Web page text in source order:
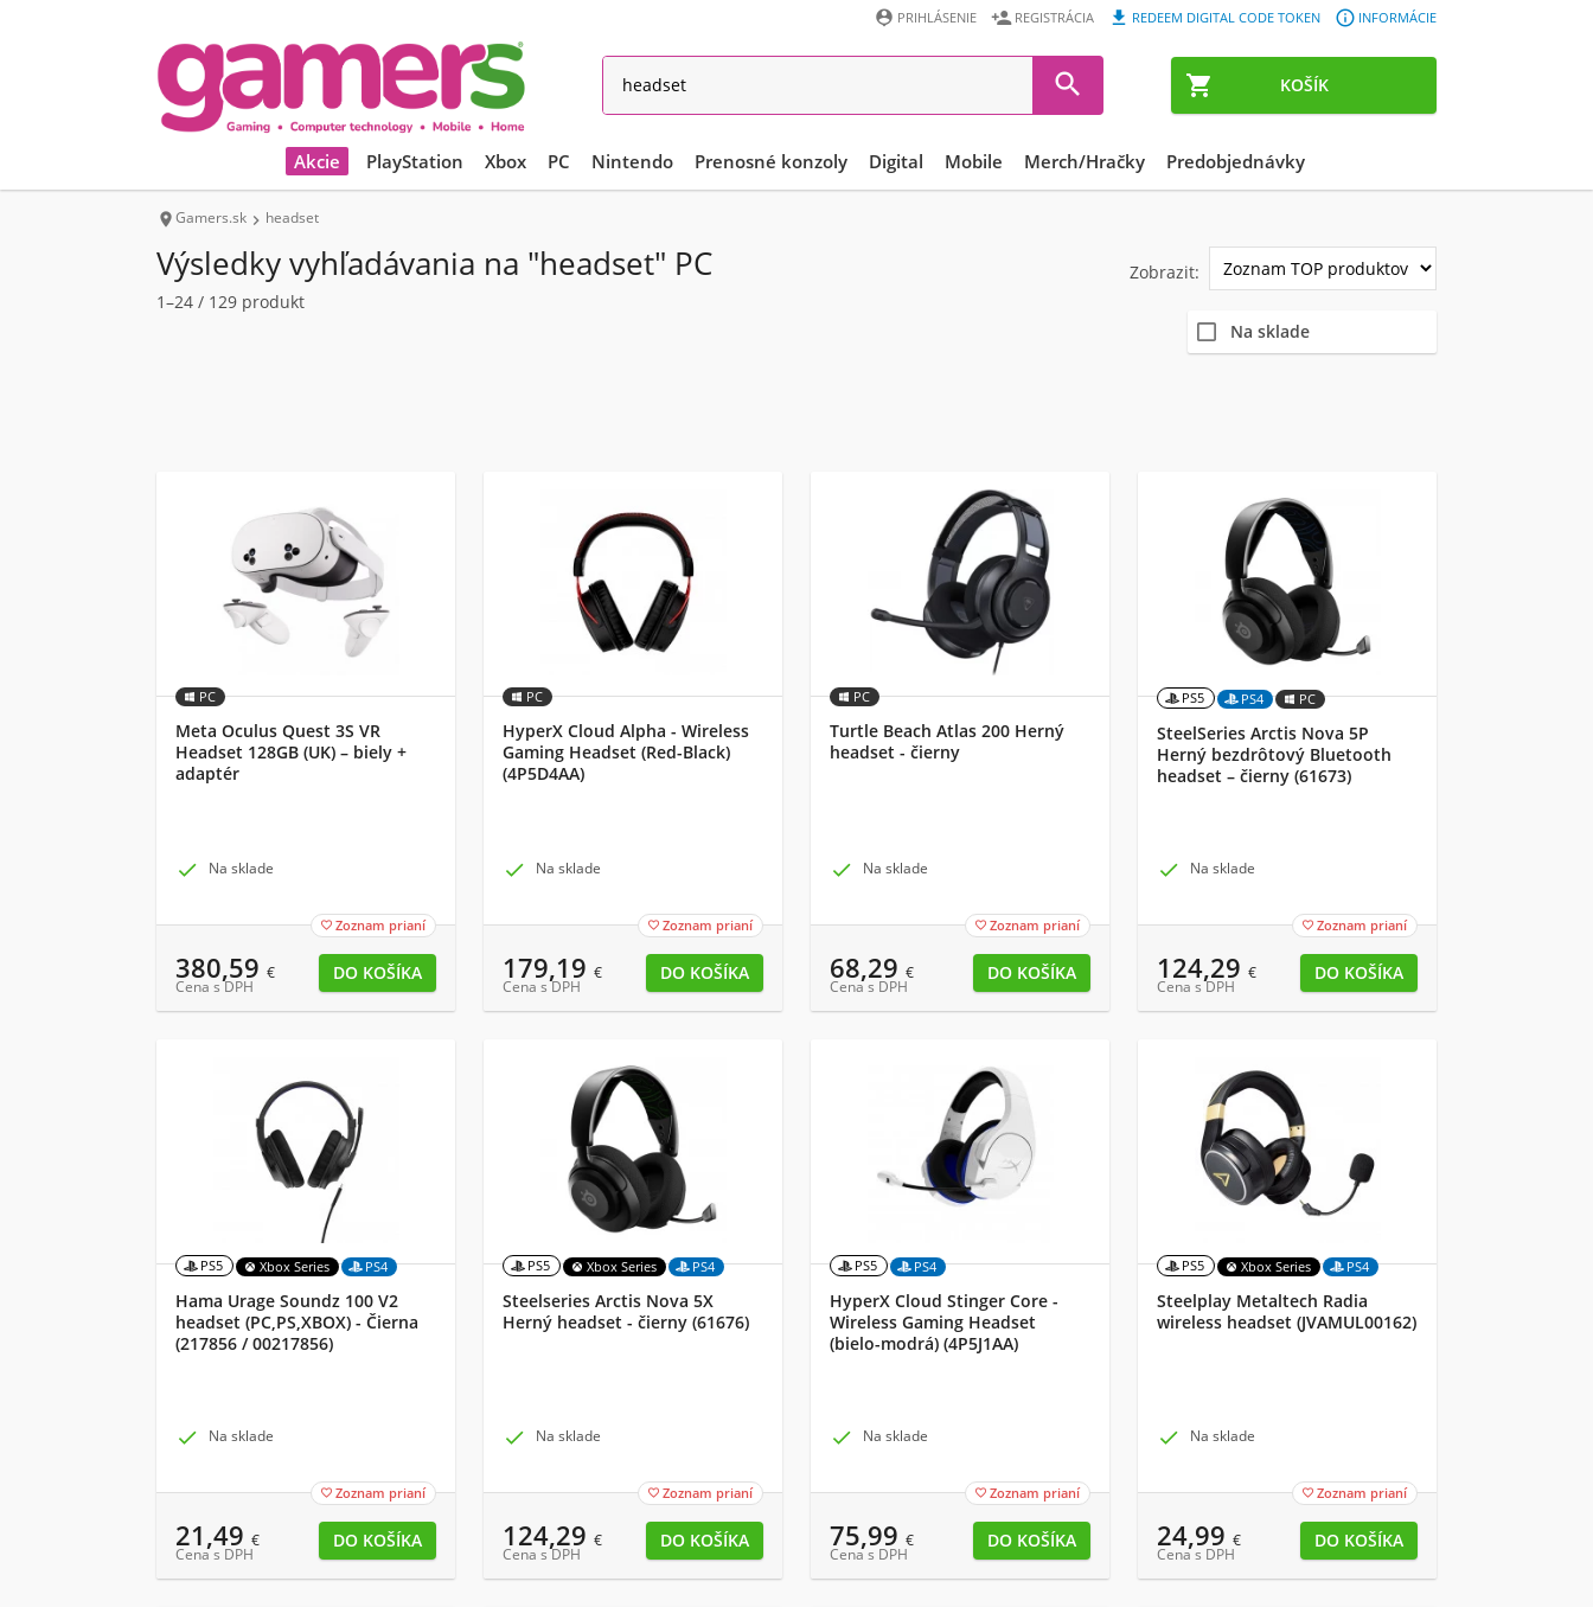
 KOŠÍK
 INFORMÁCIE
 REDEEM DIGITAL CODE TOKEN
 REGISTRÁCIA
 PRIHLÁSENIE

Akcie PlayStation Xbox PC Nintendo Prenosné konzoly Digital Mobile Merch/Hračky Predobjednávky
Gamers.sk  headset
Výsledky vyhľadávania na "headset" PC
1–24 / 129 produkt
Zobrazit:
Na sklade
PC
Meta Oculus Quest 3S VR
Headset 128GB (UK) – biely +
adaptér
 Na sklade
 Zoznam prianí
380,59 €
Cena s DPH
PC
HyperX Cloud Alpha - Wireless
Gaming Headset (Red-Black)
(4P5D4AA)
 Na sklade
 Zoznam prianí
179,19 €
Cena s DPH
PC
Turtle Beach Atlas 200 Herný
headset - čierny
 Na sklade
 Zoznam prianí
68,29 €
Cena s DPH
PS5 PS4 PC
SteelSeries Arctis Nova 5P
Herný bezdrôtový Bluetooth
headset – čierny (61673)
 Na sklade
 Zoznam prianí
124,29 €
Cena s DPH
PS5 Xbox Series PS4
Hama Urage Soundz 100 V2
headset (PC,PS,XBOX) - Čierna
(217856 / 00217856)
 Na sklade
 Zoznam prianí
21,49 €
Cena s DPH
PS5 Xbox Series PS4
Steelseries Arctis Nova 5X
Herný headset - čierny (61676)
 Na sklade
 Zoznam prianí
124,29 €
Cena s DPH
PS5 PS4
HyperX Cloud Stinger Core -
Wireless Gaming Headset
(bielo-modrá) (4P5J1AA)
 Na sklade
 Zoznam prianí
75,99 €
Cena s DPH
PS5 Xbox Series PS4
Steelplay Metaltech Radia
wireless headset (JVAMUL00162)
 Na sklade
 Zoznam prianí
24,99 €
Cena s DPH